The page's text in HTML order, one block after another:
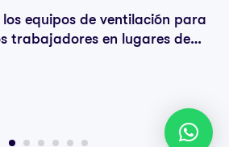
equipos de ventilación para
trabajadores en lugares de
por ejemplo en las